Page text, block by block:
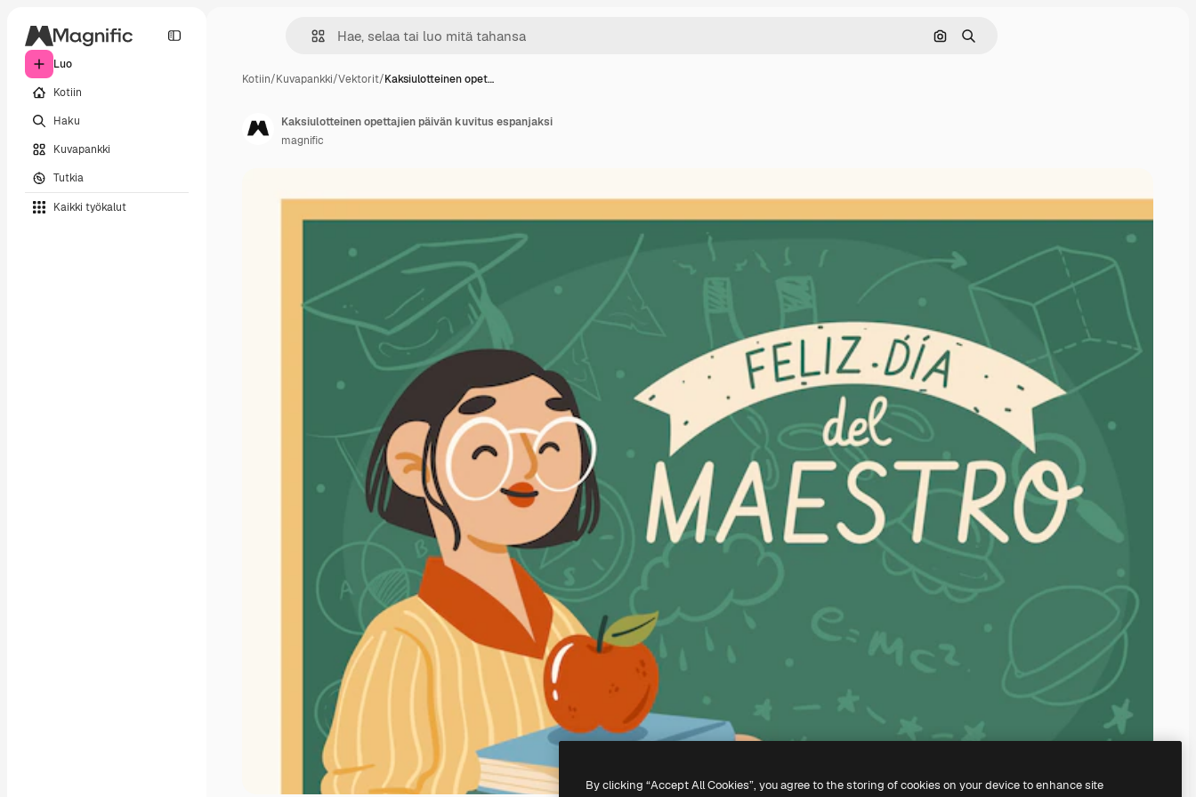
Luo
Kotiin
Haku
Kuvapankki
Tutkia
Kaikki työkalut
Hae kuvan perusteella
Haku
Kotiin/Kuvapankki/Vektorit/Kaksiulotteinen opet…
Kaksiulotteinen opettajien päivän kuvitus espanjaksi
magnific
By clicking “Accept All Cookies”, you agree to the storing of cookies on your device to enhance site